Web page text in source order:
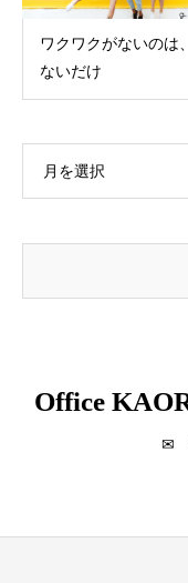
ワクワクがないのは
ないだけ
月を選択
Office
✉